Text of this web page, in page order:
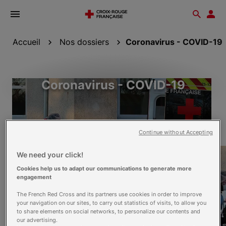
Ouvrir
Accueil Nos dossiers Coronavirus - COVID-19
Coronavirus - COVID-19
We need your click!
Cookies help us to adapt our communications to generate more
engagement
The French Red Cross and its partners use cookies in order to improve
your navigation on our sites, to carry out statistics of visits, to allow you
to share elements on social networks, to personalize our contents and
our advertising.
Continue without Accepting